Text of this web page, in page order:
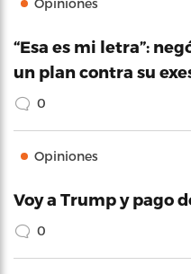
“Esa es mi letra”:
un plan contra su
0
Opiniones
Voy a Trump y pago
0